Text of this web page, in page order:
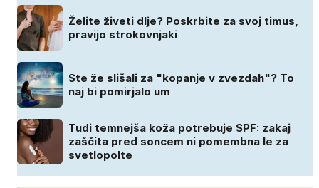
Želite živeti dlje? Poskrbite za svoj timus,
pravijo strokovnjaki
Ste že slišali za "kopanje v zvezdah"? To
naj bi pomirjalo um
Tudi temnejša koža potrebuje SPF: zakaj
zaščita pred soncem ni pomembna le za
svetlopolte